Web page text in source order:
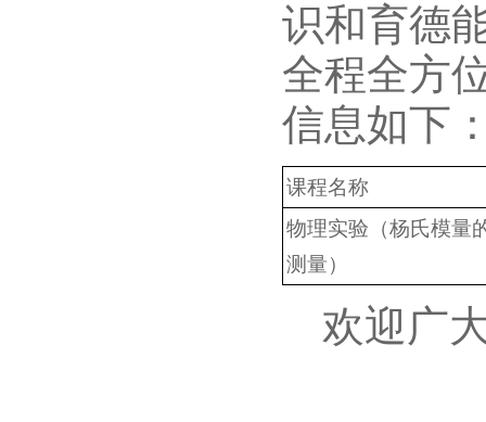
识和育德
全程全方
信息如下
课程名称
物理实验（杨氏模量
测量）
欢迎广